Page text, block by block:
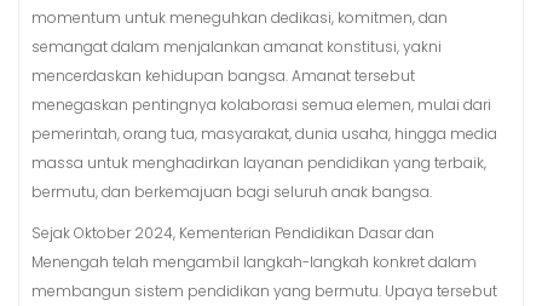
momentum untuk meneguhkan dedikasi, komitmen, dan
semangat dalam menjalankan amanat konstitusi, yakni
mencerdaskan kehidupan bangsa. Amanat tersebut
menegaskan pentingnya kolaborasi semua elemen, mulai dari
pemerintah, orang tua, masyarakat, dunia usaha, hingga media
massa untuk menghadirkan layanan pendidikan yang terbaik,
bermutu, dan berkemajuan bagi seluruh anak bangsa.
Sejak Oktober 2024, Kementerian Pendidikan Dasar dan
Menengah telah mengambil langkah-langkah konkret dalam
membangun sistem pendidikan yang bermutu. Upaya tersebut